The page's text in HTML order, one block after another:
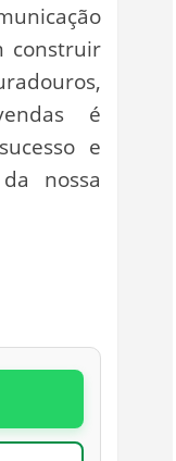
construir
é
e
nossa